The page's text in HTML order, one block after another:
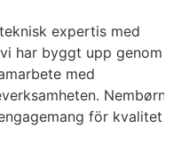
expertis med
har byggt upp genom
med
Nembørn är
för kvalitet